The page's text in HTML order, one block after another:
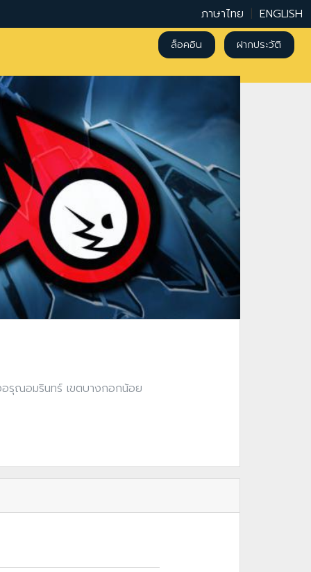
ภาษาไทย ENGLISH
ล็อคอิน ฝากประวัติ
รุณอมรินทร์ เขตบางกอกน้อย